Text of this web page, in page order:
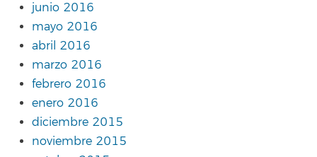
junio 2016
mayo 2016
abril 2016
marzo 2016
febrero 2016
enero 2016
diciembre 2015
noviembre 2015